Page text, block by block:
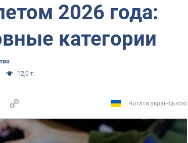
2026 года:
категории
12,0 т.
Читати українською